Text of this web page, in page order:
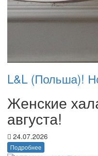
L&L (Польша)!
Женские
августа!
24.07.2026
Подробнее